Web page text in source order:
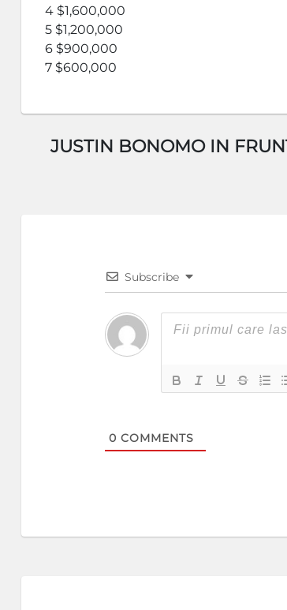
4 $1,600,000
5 $1,200,000
6 $900,000
7 $600,000
JUSTIN BONOMO IN
Subscribe
0 COMMENTS